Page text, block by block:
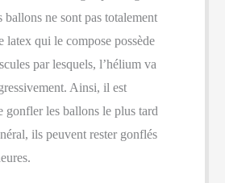
ballons ne sont pas totalement
latex qui le compose possède
par lesquels, l’hélium va
Ainsi, il est
gonfler les ballons le plus tard
ils peuvent rester gonflés